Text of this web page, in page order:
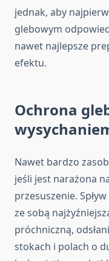
jednak, aby
glebowym
nawet najlepsze
efektu.
Ochrona
Nawet bardzo
jeśli jest narażona
przesuszenie.
ze sobą
próchniczną,
stokach i polach o